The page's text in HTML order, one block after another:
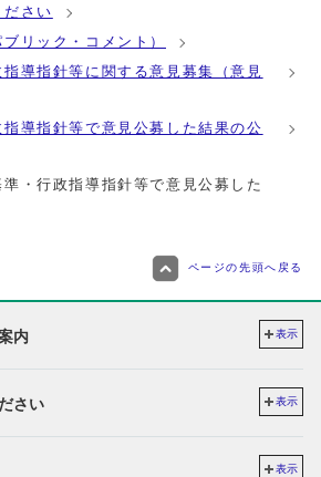
さい
リック・コメント）
導指針等に関する意見募集（意見
導指針等で意見公募した結果の公
・行政指導指針等で意見公募した
ページの先頭へ戻る
内 表示
さい 表示
表示